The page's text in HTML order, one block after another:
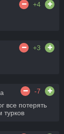
+4
+3
-7
все потерять
турков